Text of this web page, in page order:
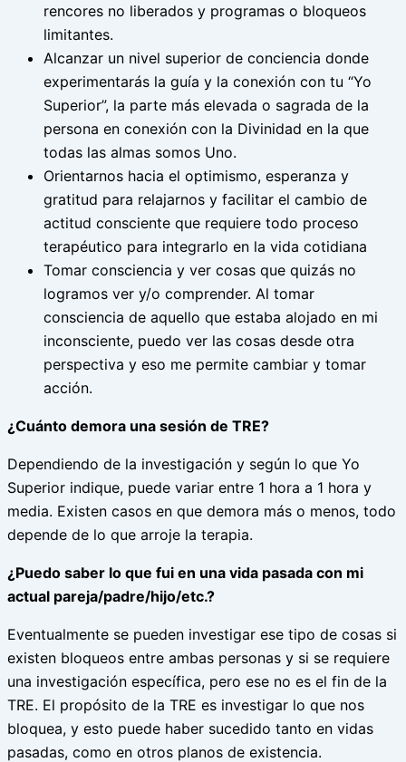
rencores no liberados y programas o bloqueos
limitantes.
Alcanzar un nivel superior de conciencia donde
experimentarás la guía y la conexión con tu “Yo
Superior”, la parte más elevada o sagrada de la
persona en conexión con la Divinidad en la que
todas las almas somos Uno.
Orientarnos hacia el optimismo, esperanza y
gratitud para relajarnos y facilitar el cambio de
actitud consciente que requiere todo proceso
terapéutico para integrarlo en la vida cotidiana
Tomar consciencia y ver cosas que quizás no
logramos ver y/o comprender. Al tomar
consciencia de aquello que estaba alojado en mi
inconsciente, puedo ver las cosas desde otra
perspectiva y eso me permite cambiar y tomar
acción.
¿Cuánto demora una sesión de TRE?
Dependiendo de la investigación y según lo que Yo
Superior indique, puede variar entre 1 hora a 1 hora y
media. Existen casos en que demora más o menos, todo
depende de lo que arroje la terapia.
¿Puedo saber lo que fui en una vida pasada con mi
actual pareja/padre/hijo/etc.?
Eventualmente se pueden investigar ese tipo de cosas si
existen bloqueos entre ambas personas y si se requiere
una investigación específica, pero ese no es el fin de la
TRE. El propósito de la TRE es investigar lo que nos
bloquea, y esto puede haber sucedido tanto en vidas
pasadas, como en otros planos de existencia.